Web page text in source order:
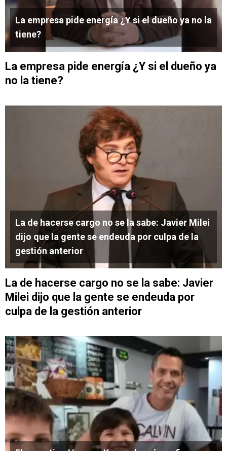
La empresa pide energía ¿Y si el dueño ya no la
tiene?
La empresa pide energía ¿Y si el dueño ya
no la tiene?
La de hacerse cargo no se la sabe: Javier Milei
dijo que la gente se endeuda por culpa de la
gestión anterior
La de hacerse cargo no se la sabe: Javier
Milei dijo que la gente se endeuda por
culpa de la gestión anterior